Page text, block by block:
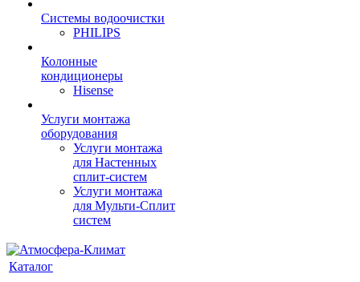
Системы водоочистки
PHILIPS
Колонные
кондиционеры
Hisense
Услуги монтажа
оборудования
Услуги монтажа
для Настенных
сплит-систем
Услуги монтажа
для Мульти-Сплит
систем
Каталог